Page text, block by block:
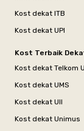
Kost dekat ITB
Kost dekat UPI
Kost Terbaik
Kost dekat Telkom
Kost dekat UMS
Kost dekat UII
Kost dekat Unimus